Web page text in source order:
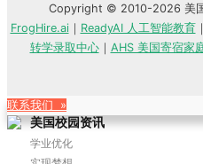
Copyright © 2010-2026 美
FrogHire.ai｜ ReadyAI 人工智能教育｜
转学录取中心｜ AHS 美国寄宿家
联系我们 »
美国校园资讯
学业优化